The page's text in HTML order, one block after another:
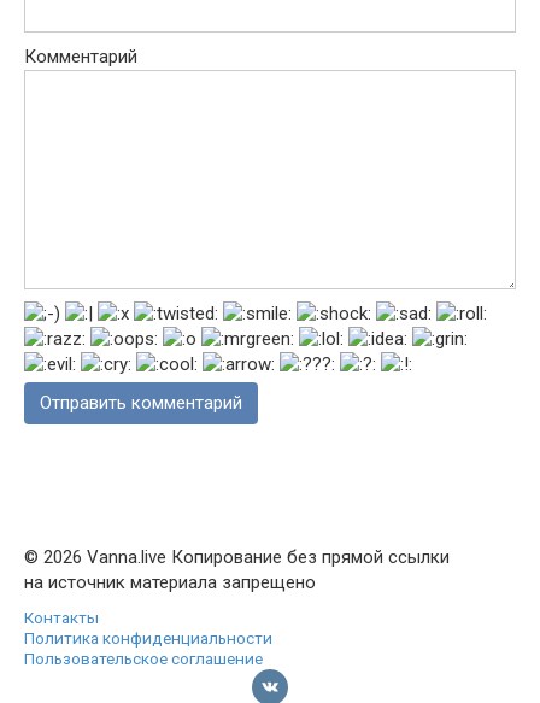
Комментарий
© 2026 Vanna.live Копирование без прямой ссылки
на источник материала запрещено
Контакты
Политика конфиденциальности
Пользовательское соглашение